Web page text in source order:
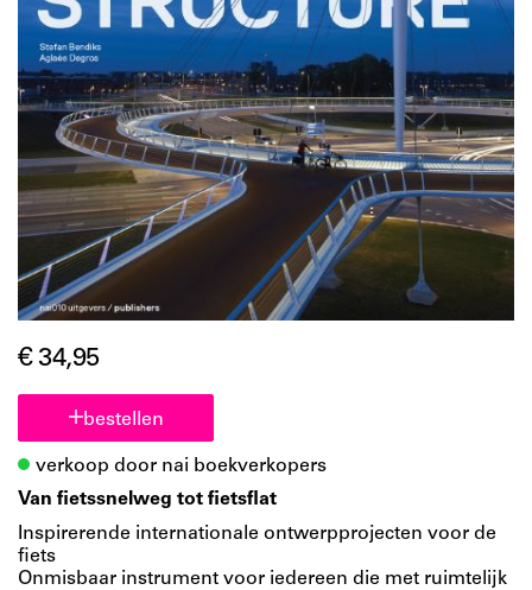
€ 34,95
bestellen
verkoop door nai boekverkopers
Van fietssnelweg tot fietsflat
Inspirerende internationale ontwerpprojecten voor de
fiets
Onmisbaar instrument voor iedereen die met ruimtelijk